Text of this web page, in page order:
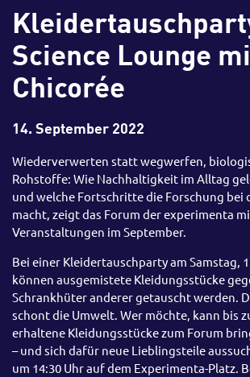
Science Lounge
Chicorée
14. September 2022
Wiederverwerten statt wegwerfen,
Rohstoffe: Wie Nachhaltigkeit im Alltag
und welche Fortschritte die Forschung bei
macht, zeigt das Forum der experimenta
Veranstaltungen im September.
Bei einer Kleidertauschparty am Samstag,
können ausgemistete Kleidungsstücke
Schrankhüter anderer getauscht werden.
schont die Umwelt. Wer möchte, kann bis
erhaltene Kleidungsstücke zum Forum
– und sich dafür neue Lieblingsteile
um 14:30 Uhr auf dem Experimenta-Platz.